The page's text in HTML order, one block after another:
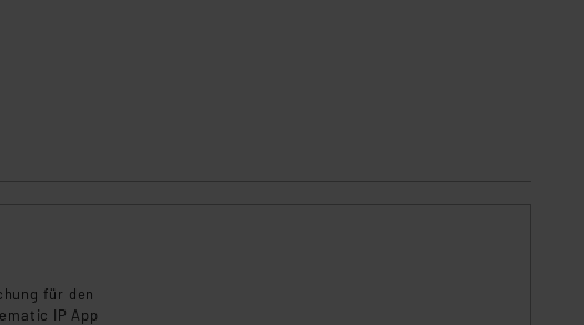
für Europäer bestehen.
der Europäischen
der Art der übermittelten
für den
IP App